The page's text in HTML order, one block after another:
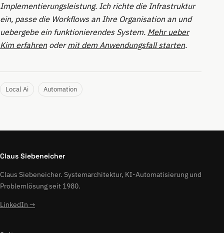
Implementierungsleistung. Ich richte die Infrastruktur
ein, passe die Workflows an Ihre Organisation an und
uebergebe ein funktionierendes System. Mehr ueber
Kim erfahrenodermit dem Anwendungsfall starten.
Local Ai Automation
Claus Siebeneicher
Claus Siebeneicher. Systemarchitektur, KI-Automatisierung und
Problemlösung seit 1980.
LinkedIn →